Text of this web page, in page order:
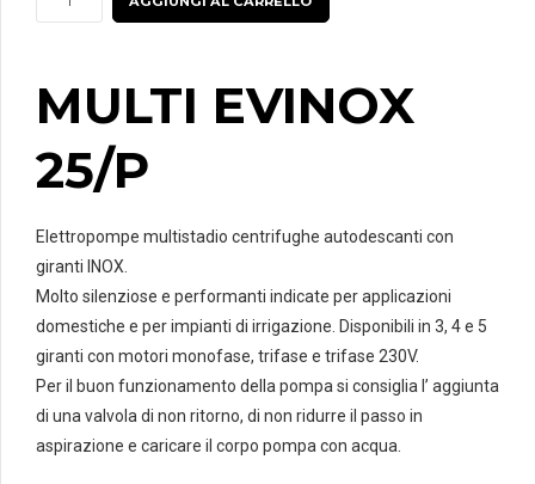
EVINOX
GLONG
MULTI EVINOX
25/P
Elettropompe multistadio centrifughe autodescanti con
giranti INOX.
Molto silenziose e performanti indicate per applicazioni
domestiche e per impianti di irrigazione. Disponibili in 3, 4 e 5
giranti con motori monofase, trifase e trifase 230V.
Per il buon funzionamento della pompa si consiglia l’ aggiunta
di una valvola di non ritorno, di non ridurre il passo in
aspirazione e caricare il corpo pompa con acqua.